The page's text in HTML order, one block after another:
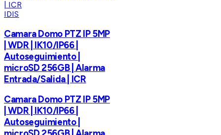
IDIS
Camara Domo PTZ IP 5MP
| WDR | IK10/IP66 |
Autoseguimiento |
microSD 256GB | Alarma
Entrada/Salida | ICR
Camara Domo PTZ IP 5MP
| WDR | IK10/IP66 |
Autoseguimiento |